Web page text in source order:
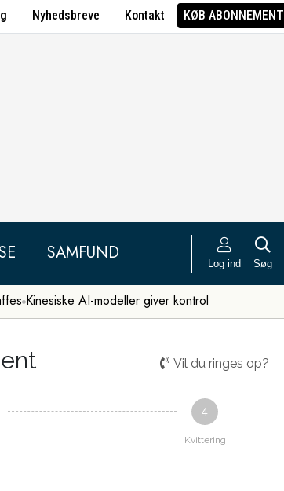
Nyhedsbreve Kontakt KØB ABONNEMENT
SAMFUND Log ind Søg
Kinesiske AI-modeller giver kontrol
Vil du ringes op?
4
Kvittering